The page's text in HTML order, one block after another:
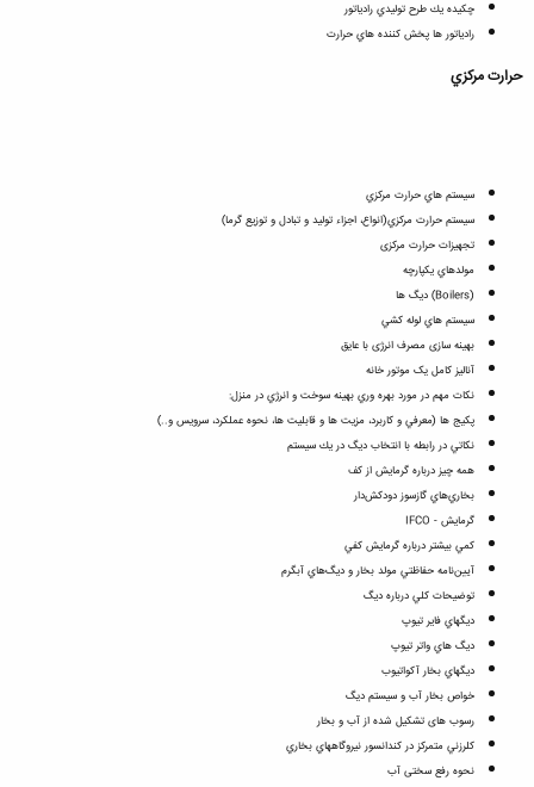
چكيده يك طرح توليدي رادياتور
رادياتور ها پخش كننده هاي حرارت
حرارت مركزي
سيستم هاي حرارت مركزي
سيستم حرارت مركزي(انواع، اجزاء توليد و تبادل و توزيع گرما)
تجهیزات حرارت مرکزی
مولدهاي يكپارچه
(Boilers) ديگ ها
سيستم هاي لوله كشي
بهینه سازی مصرف انرژی با عایق
آنالیز کامل یک موتور خانه
نكات مهم در مورد بهره وري بهينه سوخت و انرژي در منزل:
پكيج ها (معرفي و كاربرد، مزيت ها و قابليت ها، نحوه عملكرد، سرويس و..)
نكاتي در رابطه با انتخاب ديگ در يك سيستم
همه چيز درباره گرمايش از كف
بخاري‌هاي گازسوز دودكش‌دار
گرمايش - IFCO
كمي بيشتر درباره گرمايش كفي
آيين‌نامه‌ حفاظتي‌ مولد بخار و ديگ‌هاي‌ آبگرم‌
توضيحات كلي درباره ديگ
ديگهاي فاير تيوپ
ديگ هاي واتر تيوپ
ديگهاي بخار آكواتيوب
خواص بخار آب و سیستم دیگ
رسوب های تشکیل شده از آب و بخار
كلرزني متمركز در كندانسور نيروگاههاي بخاري
نحوه رفع سختی آب